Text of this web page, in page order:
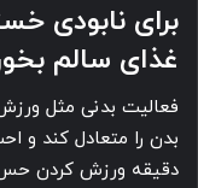
برای نابودی
غذای سالم
فعالیت بدنی مثل
بدن را متعادل کند و
دقیقه ورزش کردن